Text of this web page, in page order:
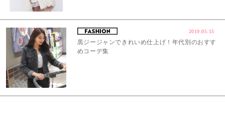
2019.05.15
黒ジージャンできれいめ仕上げ！年代別のおすす
めコーデ集